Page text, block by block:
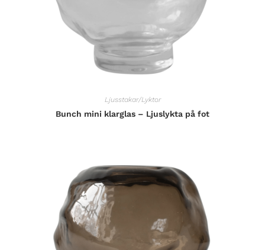
Ljusstakar/Lyktor
Bunch mini klarglas – Ljuslykta på fot